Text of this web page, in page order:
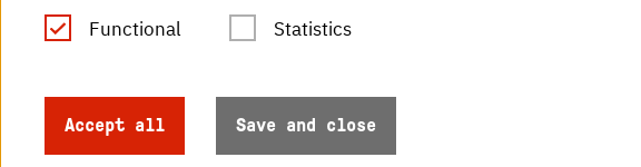
Tel.: +49 (0)721 925-0
Functional Statistics
Accept all Save and close